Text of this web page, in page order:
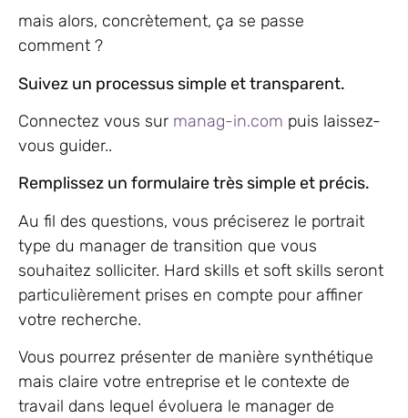
mais alors, concrètement, ça se passe
comment ?
Suivez un processus simple et transparent.
Connectez vous sur manag-in.com puis laissez-
vous guider..
Remplissez un formulaire très simple et précis.
Au fil des questions, vous préciserez le portrait
type du manager de transition que vous
souhaitez solliciter. Hard skills et soft skills seront
particulièrement prises en compte pour affiner
votre recherche.
Vous pourrez présenter de manière synthétique
mais claire votre entreprise et le contexte de
travail dans lequel évoluera le manager de